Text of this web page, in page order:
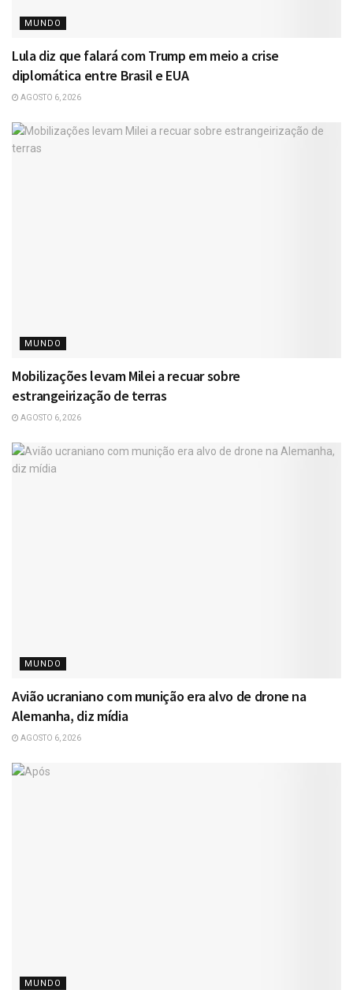
MUNDO
Lula diz que falará com Trump em meio a crise
diplomática entre Brasil e EUA
AGOSTO 6, 2026
MUNDO
Mobilizações levam Milei a recuar sobre
estrangeirização de terras
AGOSTO 6, 2026
MUNDO
Avião ucraniano com munição era alvo de drone na
Alemanha, diz mídia
AGOSTO 6, 2026
MUNDO